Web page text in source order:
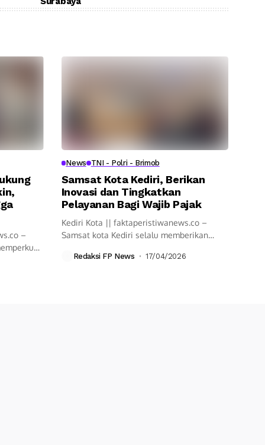
–
News TNI - Polri - Brimob
Samsat Kota Kediri, Berikan
Inovasi dan Tingkatkan
Pelayanan Bagi Wajib Pajak
Kediri Kota || faktaperistiwanews.co –
Samsat kota Kediri selalu memberikan
Redaksi FP News 17/04/2026